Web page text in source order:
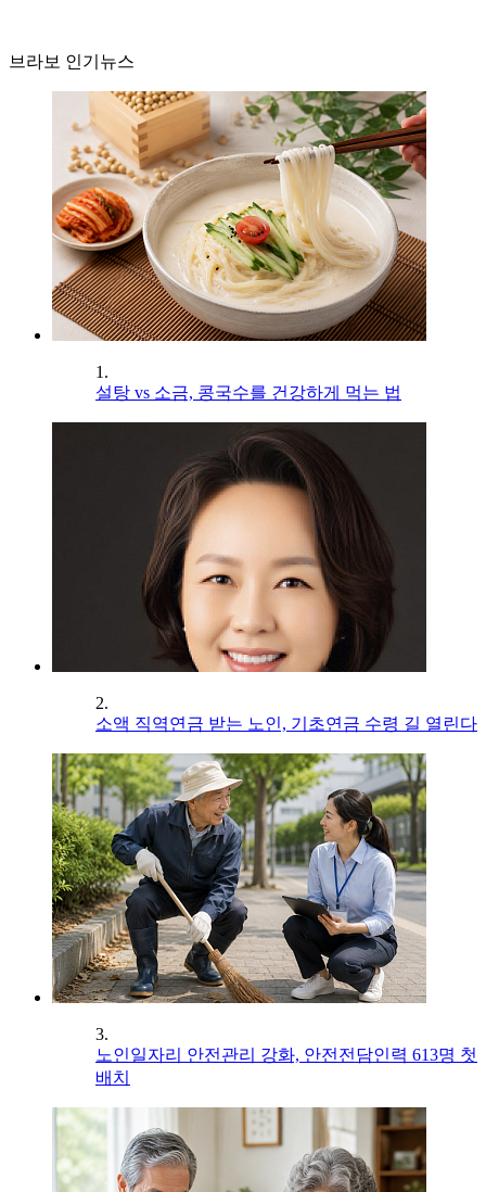
브라보 인기뉴스
1.
설탕 vs 소금, 콩국수를 건강하게 먹는 법
2.
소액 직역연금 받는 노인, 기초연금 수령 길 열린다
3.
노인일자리 안전관리 강화, 안전전담인력 613명 첫
배치